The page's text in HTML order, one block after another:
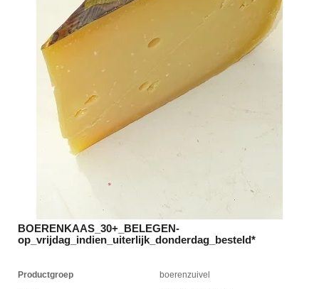
BOERENKAAS_30+_BELEGEN-
op_vrijdag_indien_uiterlijk_donderdag_besteld*
Productgroep
boerenzuivel